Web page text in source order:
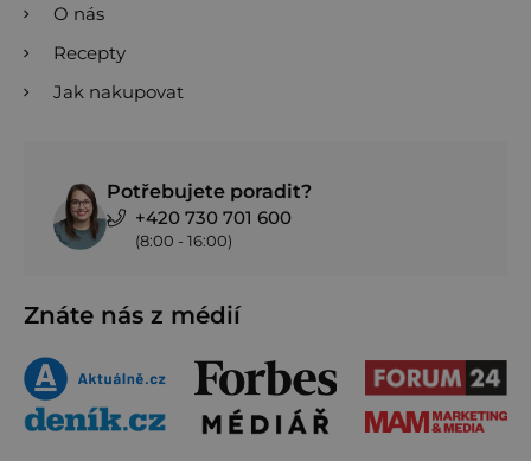
O nás
Recepty
Jak nakupovat
Potřebujete poradit?
+420 730 701 600
(8:00 - 16:00)
Znáte nás z médií